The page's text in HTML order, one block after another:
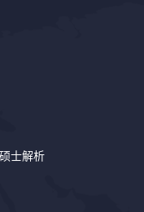
士解析